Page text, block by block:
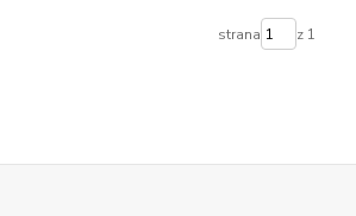
strana z 1